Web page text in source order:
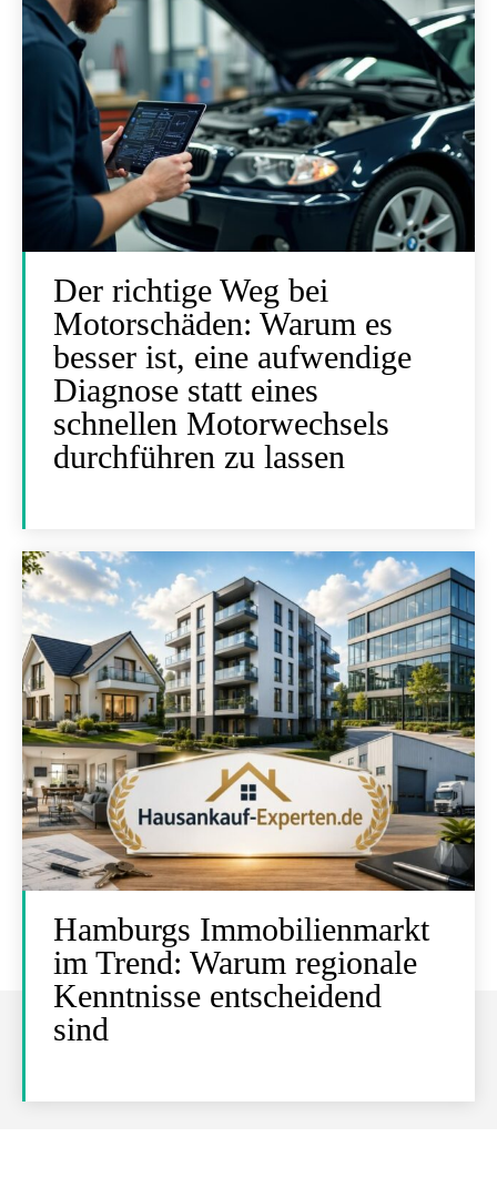
Der richtige Weg bei
Motorschäden: Warum es
besser ist, eine aufwendige
Diagnose statt eines
schnellen Motorwechsels
durchführen zu lassen
Hamburgs Immobilienmarkt
im Trend: Warum regionale
Kenntnisse entscheidend
sind